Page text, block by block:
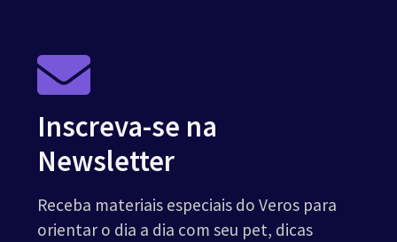
Inscreva-se na
Newsletter
Receba materiais especiais do Veros para
orientar o dia a dia com seu pet, dicas